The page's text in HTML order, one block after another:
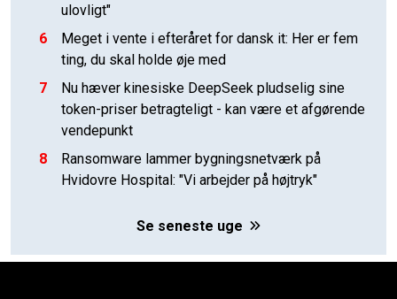
ulovligt"
6
Meget i vente i efteråret for dansk it: Her er fem
ting, du skal holde øje med
7
Nu hæver kinesiske DeepSeek pludselig sine
token-priser betragteligt - kan være et afgørende
vendepunkt
8
Ransomware lammer bygningsnetværk på
Hvidovre Hospital: "Vi arbejder på højtryk"
Se seneste uge